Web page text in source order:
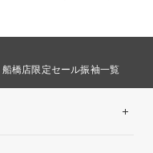
船橋店限定セール振袖一覧